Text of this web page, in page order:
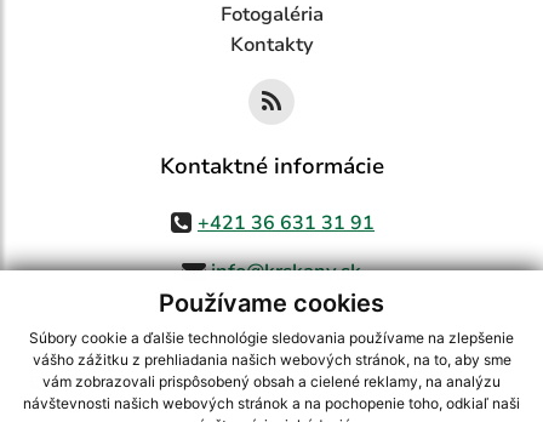
Používame cookies
Súbory cookie a ďalšie technológie sledovania používame na zlepšenie
vášho zážitku z prehliadania našich webových stránok, na to, aby sme
vám zobrazovali prispôsobený obsah a cielené reklamy, na analýzu
návštevnosti našich webových stránok a na pochopenie toho, odkiaľ naši
Fotogaléria
Kontakty
Kontaktné informácie
+421 36 631 31 91
info@krskany.sk
využite možnosť získavania aktuálnych informácií s využitím RSS
CMS systém (redakčný) systém ECHELON 2,Mapa stránok,web portál